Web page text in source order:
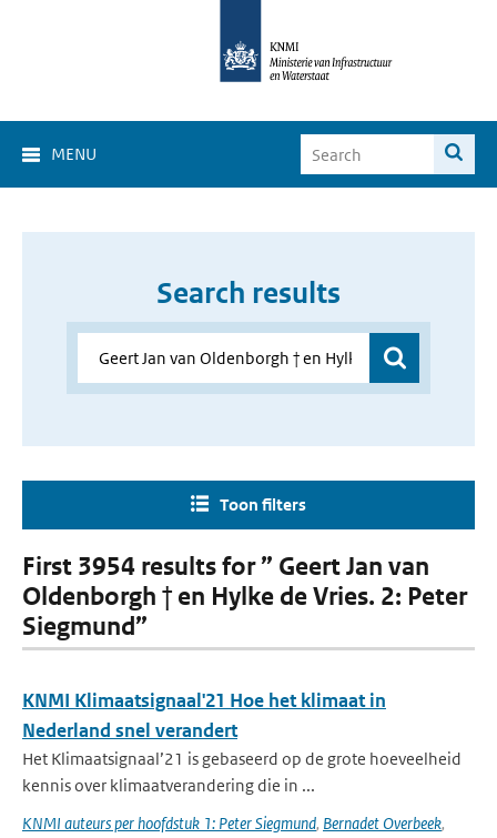
MENU
Search results
Toon filters
First 3954 results for ” Geert Jan van
Oldenborgh † en Hylke de Vries. 2: Peter
Siegmund”
KNMI Klimaatsignaal'21 Hoe het klimaat in
Nederland snel verandert
Het Klimaatsignaal’21 is gebaseerd op de grote hoeveelheid
kennis over klimaatverandering die in ...
KNMI auteurs per hoofdstuk 1: Peter Siegmund, Bernadet Overbeek,